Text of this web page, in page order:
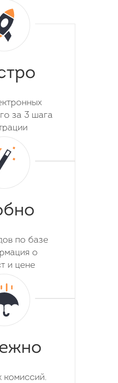
за 3 шага
по базе
о
и цене
комиссий.